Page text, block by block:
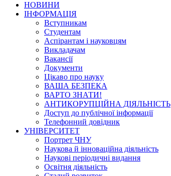
НОВИНИ
ІНФОРМАЦІЯ
Вступникам
Студентам
Аспірантам і науковцям
Викладачам
Вакансії
Документи
Цікаво про науку
ВАША БЕЗПЕКА
ВАРТО ЗНАТИ!
АНТИКОРУПЦІЙНА ДІЯЛЬНІСТЬ
Доступ до публічної інформації
Телефонний довідник
УНІВЕРСИТЕТ
Портрет ЧНУ
Наукова й інноваційна діяльність
Наукові періодичні видання
Освітня діяльність